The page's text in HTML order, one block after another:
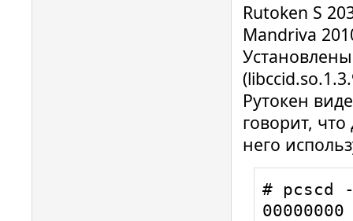
Rutoken S
Mandriva
Рутокен
говорит,
него
# pcscd